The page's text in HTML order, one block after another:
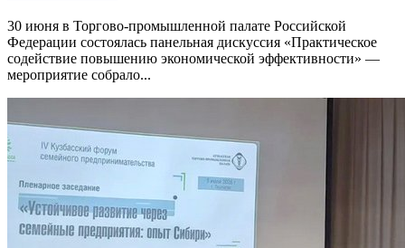
30 июня в Торгово-промышленной палате Российской
Федерации состоялась панельная дискуссия «Практическое
содействие повышению экономической эффективности» —
мероприятие собрало...